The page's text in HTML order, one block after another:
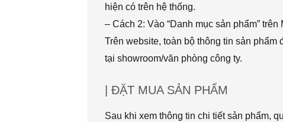
hiện có trên hệ thống.
– Cách 2: Vào “Danh mục sản phẩm”
Trên website, toàn bộ thông tin sản
tại showroom/văn phòng công ty.
| ĐẶT MUA SẢN PHẨM
Sau khi xem thông tin chi tiết sản phẩm,